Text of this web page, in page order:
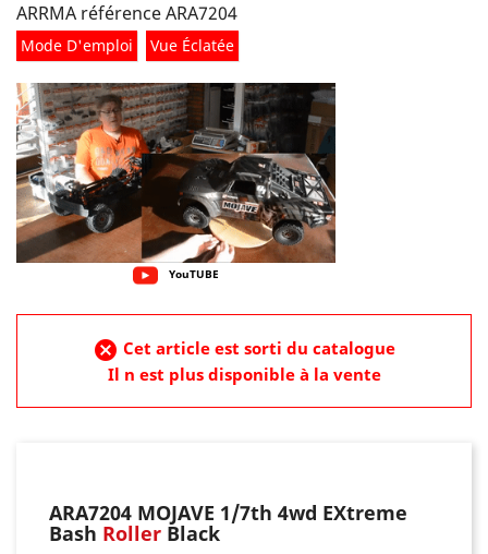
ARRMA référence ARA7204
Mode D'emploi Vue Éclatée
YouTUBE
cancel Cet article est sorti du catalogue
Il n est plus disponible à la vente
ARA7204 MOJAVE 1/7th 4wd EXtreme
Bash Roller Black